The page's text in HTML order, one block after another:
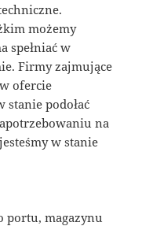
możemy
spełniać w
Firmy zajmujące
ofercie
stanie podołać
na
w stanie
portu, magazynu